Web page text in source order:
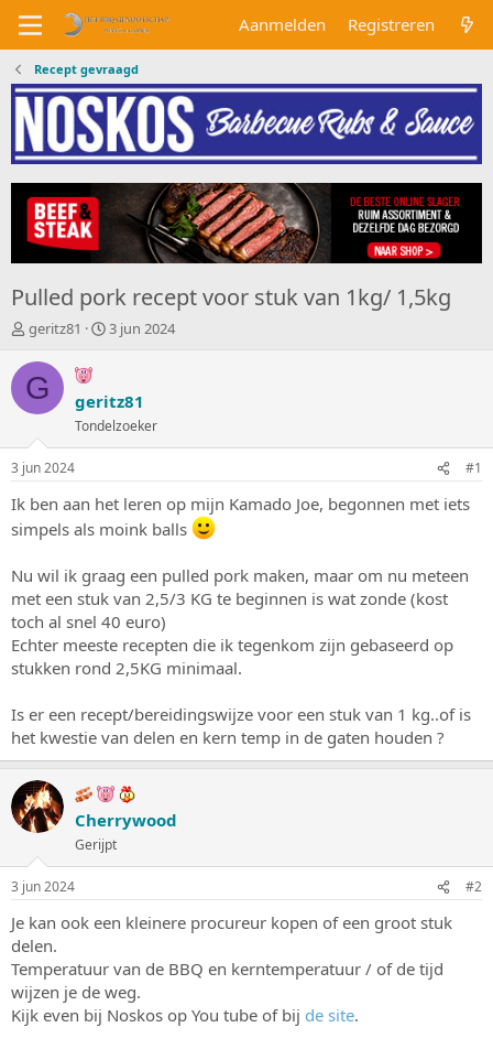
Aanmelden Registreren
Recept gevraagd
Pulled pork recept voor stuk van 1kg/ 1,5kg
O
d
e
e
r
p
s
t
t
e
r
geritz81
S
t
d
a
u
m
3 jun 2024
G geritz81
Tondelzoeker
3 jun 2024 #1
Ik ben aan het leren op mijn Kamado Joe, begonnen met iets
simpels als moink balls
Nu wil ik graag een pulled pork maken, maar om nu meteen
met een stuk van 2,5/3 KG te beginnen is wat zonde (kost
toch al snel 40 euro)
Echter meeste recepten die ik tegenkom zijn gebaseerd op
stukken rond 2,5KG minimaal.
Is er een recept/bereidingswijze voor een stuk van 1 kg..of is
het kwestie van delen en kern temp in de gaten houden ?
Cherrywood
Gerijpt
3 jun 2024 #2
Je kan ook een kleinere procureur kopen of een groot stuk
delen.
Temperatuur van de BBQ en kerntemperatuur / of de tijd
wijzen je de weg.
Kijk even bij Noskos op You tube of bij de site.